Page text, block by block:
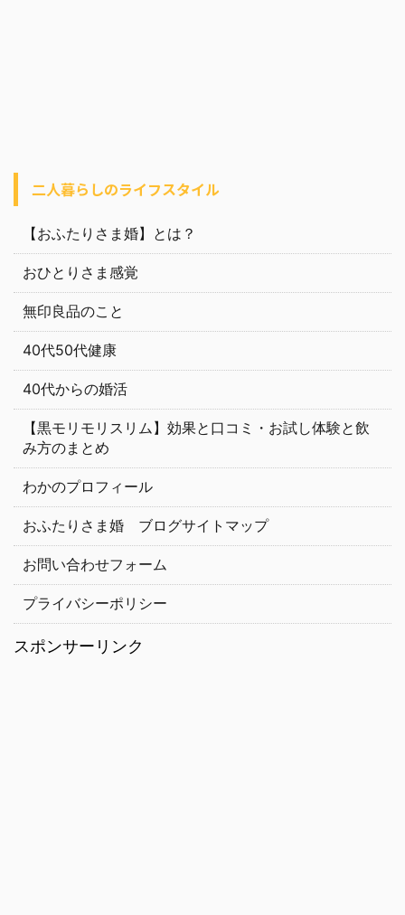
二人暮らしのライフスタイル
【おふたりさま婚】とは？
おひとりさま感覚
無印良品のこと
40代50代健康
40代からの婚活
【黒モリモリスリム】効果と口コミ・お試し体験と飲
み方のまとめ
わかのプロフィール
おふたりさま婚 ブログサイトマップ
お問い合わせフォーム
プライバシーポリシー
スポンサーリンク